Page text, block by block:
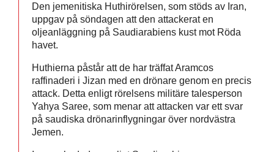
Den jemenitiska Huthirörelsen, som stöds av Iran,
uppgav på söndagen att den attackerat en
oljeanläggning på Saudiarabiens kust mot Röda
havet.
Huthierna påstår att de har träffat Aramcos
raffinaderi i Jizan med en drönare genom en precis
attack. Detta enligt rörelsens militäre talesperson
Yahya Saree, som menar att attacken var ett svar
på saudiska drönarinflygningar över nordvästra
Jemen.